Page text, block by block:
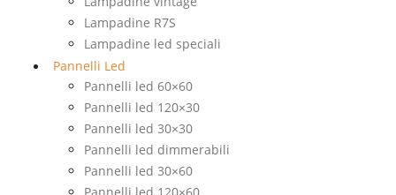
Lampadine R7S
Lampadine led speciali
Pannelli Led
Pannelli led 60×60
Pannelli led 120×30
Pannelli led 30×30
Pannelli led dimmerabili
Pannelli led 30×60